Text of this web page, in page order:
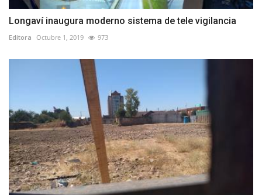
Longaví inaugura moderno sistema de tele vigilancia
Editora Octubre 1, 2019 973